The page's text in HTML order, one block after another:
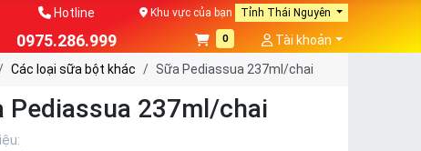
Hotline
0975.286.999
Khu vực của bạn Tỉnh Thái Nguyên
0 Tài khoản
Các loại sữa bột khác Sữa Pediassua 237ml/chai
Pediassua 237ml/chai